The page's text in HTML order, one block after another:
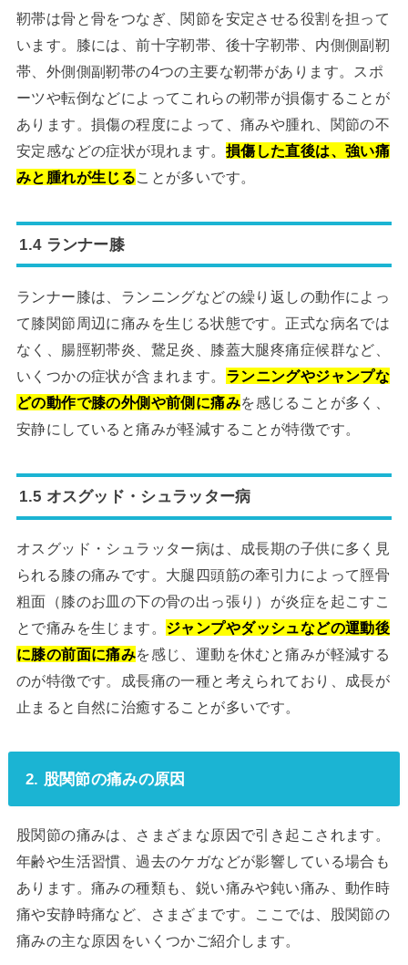
靭帯は骨と骨をつなぎ、関節を安定させる役割を担って
います。膝には、前十字靭帯、後十字靭帯、内側側副靭
帯、外側側副靭帯の4つの主要な靭帯があります。スポ
ーツや転倒などによってこれらの靭帯が損傷することが
あります。損傷の程度によって、痛みや腫れ、関節の不
安定感などの症状が現れます。 損傷した直後は、強い痛
みと腫れが生じる ことが多いです。
1.4 ランナー膝
ランナー膝は、ランニングなどの繰り返しの動作によっ
て膝関節周辺に痛みを生じる状態です。正式な病名では
なく、腸脛靭帯炎、鵞足炎、膝蓋大腿疼痛症候群など、
いくつかの症状が含まれます。 ランニングやジャンプな
どの動作で膝の外側や前側に痛みを感じることが多く、
安静にしていると痛みが軽減することが特徴です。
1.5 オスグッド・シュラッター病
オスグッド・シュラッター病は、成長期の子供に多く見
られる膝の痛みです。大腿四頭筋の牽引力によって脛骨
粗面（膝のお皿の下の骨の出っ張り）が炎症を起こすこ
とで痛みを生じます。 ジャンプやダッシュなどの運動後
に膝の前面に痛みを感じ、運動を休むと痛みが軽減する
のが特徴です。成長痛の一種と考えられており、成長が
止まると自然に治癒することが多いです。
2. 股関節の痛みの原因
股関節の痛みは、さまざまな原因で引き起こされます。
年齢や生活習慣、過去のケガなどが影響している場合も
あります。痛みの種類も、鋭い痛みや鈍い痛み、動作時
痛や安静時痛など、さまざまです。ここでは、股関節の
痛みの主な原因をいくつかご紹介します。